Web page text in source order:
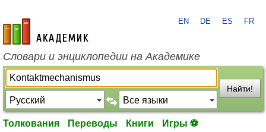
academic.ru
EN DE ES FR
Словари и энциклопедии на Академике
Найти!
Толкования Переводы Книги Игры ⚽